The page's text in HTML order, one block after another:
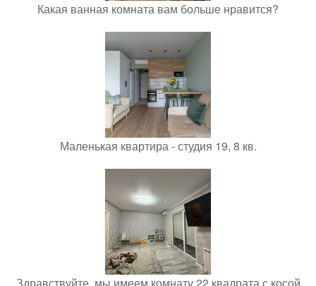
Какая ванная комната вам больше нравится?
Маленькая квартира - студия 19, 8 кв.